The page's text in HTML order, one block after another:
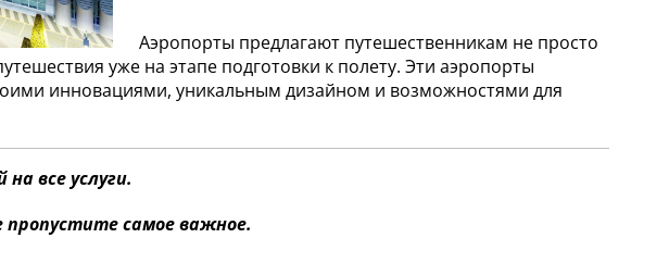
Аэропорты предлагают путешественникам не просто
уже на этапе подготовки к полету. Эти аэропорты
инновациями, уникальным дизайном и возможностями для
все услуги.
пропустите самое важное.